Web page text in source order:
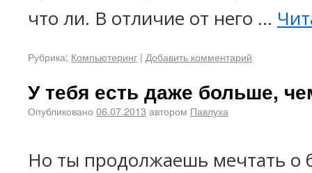
что ли. В отличие от него …
Рубрика: Компьютеринг | Добавить комментарий
У тебя есть даже больше,
Опубликовано 06.07.2013 автором Павлуха
Но ты продолжаешь мечтать о